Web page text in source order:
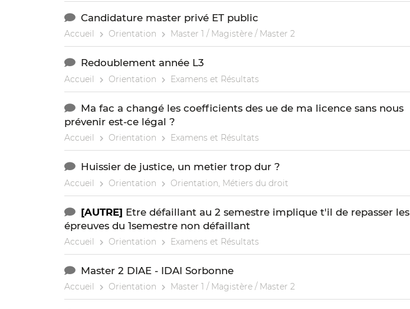
Candidature master privé ET public
Accueil Orientation Master 1 / Magistère / Master 2
Redoublement année L3
Accueil Orientation Examens et Résultats
Ma fac a changé les coefficients des ue de ma licence sans nous
prévenir est-ce légal ?
Accueil Orientation Examens et Résultats
Huissier de justice, un metier trop dur ?
Accueil Orientation Orientation, Métiers du droit
[AUTRE] Etre défaillant au 2 semestre implique t'il de repasser les
épreuves du 1semestre non défaillant
Accueil Orientation Examens et Résultats
Master 2 DIAE - IDAI Sorbonne
Accueil Orientation Master 1 / Magistère / Master 2